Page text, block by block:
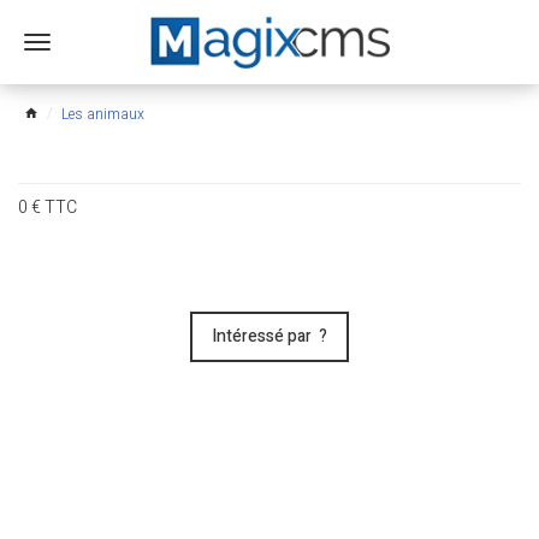
Ouvrir
menu
home Les animaux
0€TTC
Intéressé par ?